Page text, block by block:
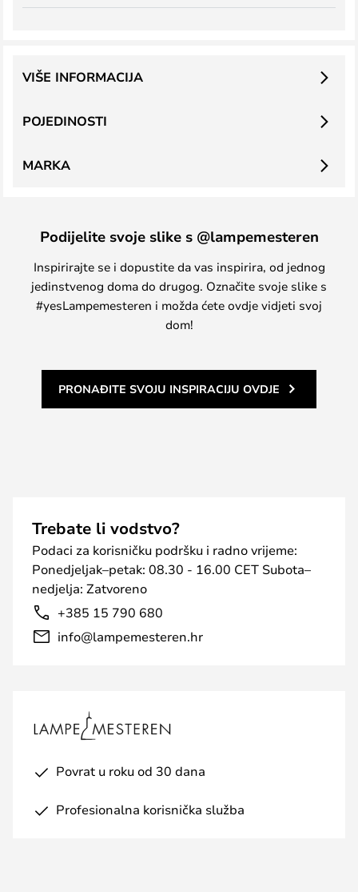
POJEDINOSTI
VIŠE INFORMACIJA
MARKA
Podijelite svoje slike s @lampemesteren
Inspirirajte se i dopustite da vas inspirira, od jednog
jedinstvenog doma do drugog. Označite svoje slike s
#yesLampemesteren i možda ćete ovdje vidjeti svoj
dom!
PRONAĐITE SVOJU INSPIRACIJU OVDJE
Trebate li vodstvo?
Podaci za korisničku podršku i radno vrijeme:
Ponedjeljak–petak: 08.30 - 16.00 CET Subota–
nedjelja: Zatvoreno
+385 15 790 680
info@lampemesteren.hr
Povrat u roku od 30 dana
Profesionalna korisnička služba